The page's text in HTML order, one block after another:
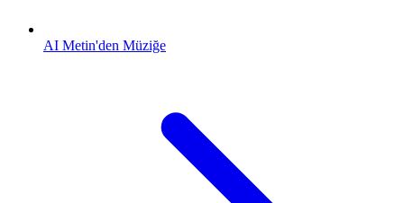
AI Metin'den Müziğe